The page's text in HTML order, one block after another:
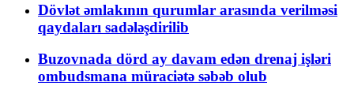
Dövlət əmlakının qurumlar arasında verilməsi
qaydaları sadələşdirilib
Buzovnada dörd ay davam edən drenaj işləri
ombudsmana müraciətə səbəb olub